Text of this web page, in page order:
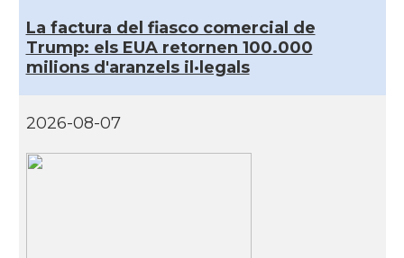
La factura del fiasco comercial de
Trump: els EUA retornen 100.000
milions d'aranzels il·legals
2026-08-07